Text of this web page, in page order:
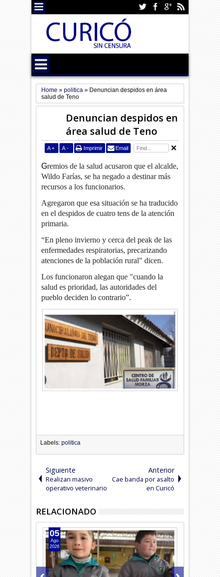
Home »politica » Denuncian despidos en área
salud de Teno
Denuncian despidos en
área salud de Teno
A + A - Imprimir Email
Gremios de la salud acusaron que el alcalde,
Wildo Farías, se ha negado a destinar más
recursos a los funcionarios.
Agregaron que esa situación se ha traducido
en el despidos de cuatro tens de la atención
primaria.
“En pleno invierno y cerca del peak de las
enfermedades respiratorias, precarizando
atenciones de la población rural" dicen.
Los funcionaron alegan que "cuando la
salud es prioridad, las autoridades del
pueblo deciden lo contrario”.
Labels:politica
Siguiente
Realizan masivo
operativo veterinario
Anterior
Cae banda por asalto
en Curicó
RELACIONADO
05
Ago
2026